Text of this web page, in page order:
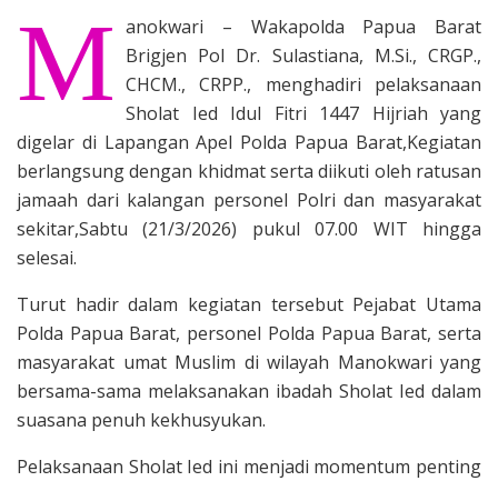
M anokwari – Wakapolda Papua Barat
Brigjen Pol Dr. Sulastiana, M.Si., CRGP.,
CHCM., CRPP., menghadiri pelaksanaan
Sholat Ied Idul Fitri 1447 Hijriah yang
digelar di Lapangan Apel Polda Papua Barat,Kegiatan
berlangsung dengan khidmat serta diikuti oleh ratusan
jamaah dari kalangan personel Polri dan masyarakat
sekitar,Sabtu (21/3/2026) pukul 07.00 WIT hingga
selesai.
Turut hadir dalam kegiatan tersebut Pejabat Utama
Polda Papua Barat, personel Polda Papua Barat, serta
masyarakat umat Muslim di wilayah Manokwari yang
bersama-sama melaksanakan ibadah Sholat Ied dalam
suasana penuh kekhusyukan.
Pelaksanaan Sholat Ied ini menjadi momentum penting